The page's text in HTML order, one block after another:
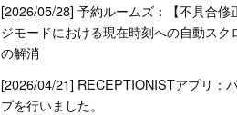
[2026/05/28] 予約ルームズ：【不具合修
ジモードにおける現在時刻への自動スク
の解消
[2026/04/21] RECEPTIONISTアプリ：
プを行いました。